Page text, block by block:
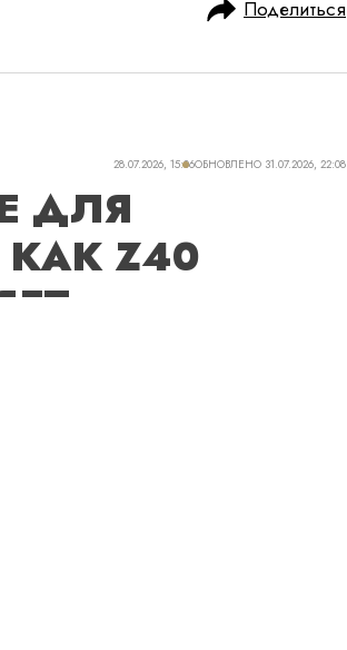
Поделиться
28.07.2026, 15:06ОБНОВЛЕНО 31.07.2026, 22:08
ДЛЯ
Z40